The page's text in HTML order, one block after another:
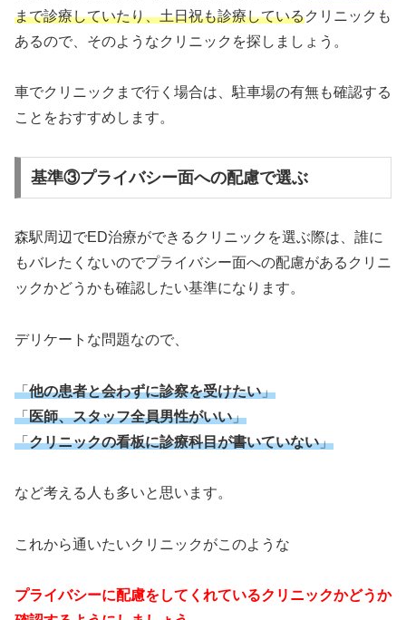
まで診療していたり、土日祝も診療しているクリニックも
あるので、そのようなクリニックを探しましょう。
車でクリニックまで行く場合は、駐車場の有無も確認する
ことをおすすめします。
基準③プライバシー面への配慮で選ぶ
森駅周辺でED治療ができるクリニックを選ぶ際は、誰に
もバレたくないのでプライバシー面への配慮があるクリニ
ックかどうかも確認したい基準になります。
デリケートな問題なので、
「他の患者と会わずに診察を受けたい」
「医師、スタッフ全員男性がいい」
「クリニックの看板に診療科目が書いていない」
など考える人も多いと思います。
これから通いたいクリニックがこのような
プライバシーに配慮をしてくれているクリニックかどうか